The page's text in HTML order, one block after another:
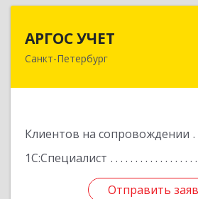
АРГОС УЧЕТ
Санкт-Петербург
Клиентов на сопровождении
1С:Специалист
Отправить
196191, Санкт-Петербург
Отправить